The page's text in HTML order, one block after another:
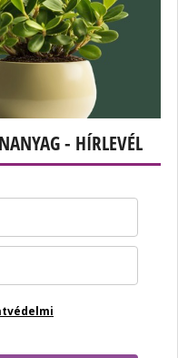
- HÍRLEVÉL